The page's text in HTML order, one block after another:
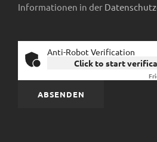
Informationen in der
Anti-Robot Verification
Click to start